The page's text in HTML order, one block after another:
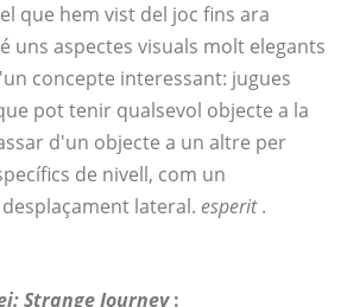
que hem vist del joc fins ara
uns aspectes visuals molt elegants
concepte interessant: jugues
pot tenir qualsevol objecte a la
d'un objecte a un altre per
de nivell, com un
lateral. esperit.
Strange Journey :